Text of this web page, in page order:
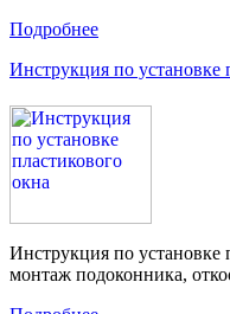
Подробнее
Инструкция по установке
Инструкция по установке
монтаж подоконника,